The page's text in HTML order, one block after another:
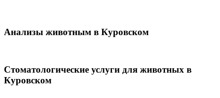
Анализы животным в Куровском
Стоматологические услуги для животных в
Куровском